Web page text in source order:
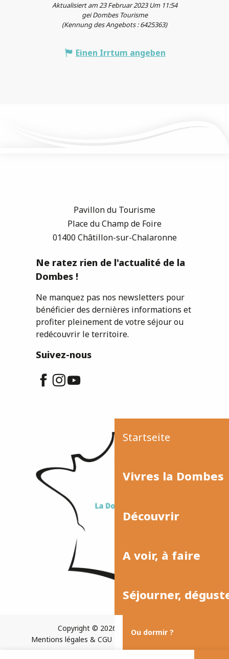
Startseite
Vivres la Dombes
Découvrir
A voir, à faire
Séjourner,
Ou dormir ?
Aktualisiert am 23 Februar 2023 Um 11:54
gei Dombes Tourisme
(Kennung des Angebots :6425363)
Einen Irrtum angeben
Pavillon du Tourisme
Place du Champ de Foire
01400 Châtillon-sur-Chalaronne
Ne ratez rien de l'actualité de la
Dombes !
Ne manquez pas nos newsletters pour
bénéficier des dernières informations et
profiter pleinement de votre séjour ou
redécouvrir le territoire.
Suivez-nous
Copyright © 2026
Plan du site
Mentions légales & CGU